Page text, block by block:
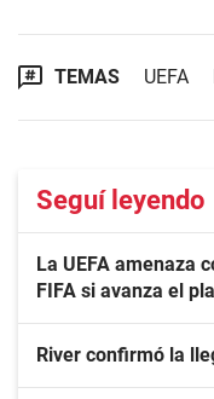
TEMAS UEFA
Seguí leyendo
La UEFA amenaza
FIFA si avanza el
River confirmó la